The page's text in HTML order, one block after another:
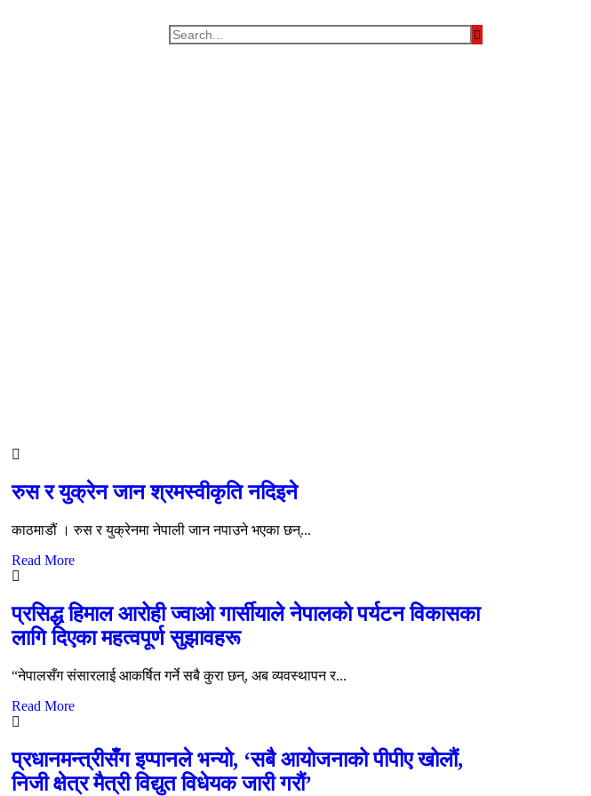
रुस र युक्रेन जान श्रमस्वीकृति नदिइने
काठमाडौं । रुस र युक्रेनमा नेपाली जान नपाउने भएका छन्...
Read More
प्रसिद्ध हिमाल आरोही ज्वाओ गार्सीयाले नेपालको पर्यटन विकासका
लागि दिएका महत्वपूर्ण सुझावहरू
“नेपालसँग संसारलाई आकर्षित गर्ने सबै कुरा छन्, अब व्यवस्थापन र...
Read More
प्रधानमन्त्रीसँग इप्पानले भन्यो, ‘सबै आयोजनाको पीपीए खोलौं,
निजी क्षेत्र मैत्री विद्युत विधेयक जारी गरौं’